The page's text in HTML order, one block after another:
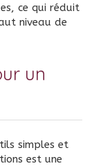
ce qui réduit
niveau de
un
simples et
est une